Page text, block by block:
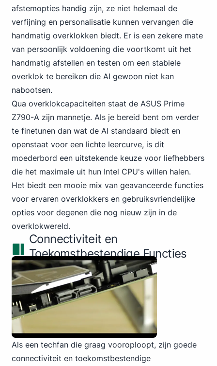
afstemopties handig zijn, ze niet helemaal de
verfijning en personalisatie kunnen vervangen die
handmatig overklokken biedt. Er is een zekere mate
van persoonlijk voldoening die voortkomt uit het
handmatig afstellen en testen om een stabiele
overklok te bereiken die AI gewoon niet kan
nabootsen.
Qua overklokcapaciteiten staat de ASUS Prime
Z790-A zijn mannetje. Als je bereid bent om verder
te finetunen dan wat de AI standaard biedt en
openstaat voor een lichte leercurve, is dit
moederbord een uitstekende keuze voor liefhebbers
die het maximale uit hun Intel CPU's willen halen.
Het biedt een mooie mix van geavanceerde functies
voor ervaren overklokkers en gebruiksvriendelijke
opties voor degenen die nog nieuw zijn in de
overklokwereld.
Connectiviteit en
Toekomstbestendige Functies
Als een techfan die graag vooroploopt, zijn goede
connectiviteit en toekomstbestendige